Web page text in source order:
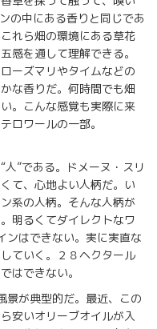
の中にある香りと同じであ
れら畑の環境にある草花
感を通して理解できる。
ーズマリやタイムなどの
な香りだ。何時間でも畑
。こんな感覚も実際に来
ロワールの一部。
”である。ドメーヌ・スリ
て、心地よい人柄だ。い
系の人柄。そんな人柄が
明るくてダイレクトなワ
ンはできない。実に実直な
ていく。２８ヘクタール
はできない。
景が典型的だ。最近、この
安いオリーブオイルが入